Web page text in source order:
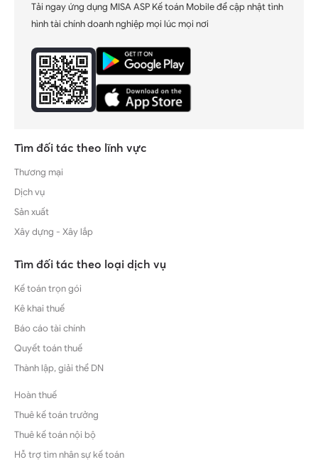
Tải ngay ứng dụng MISA ASP Kế toán Mobile để cập nhật tình
hình tài chính doanh nghiệp mọi lúc mọi nơi
Tìm đối tác theo lĩnh vực
Thương mại
Dịch vụ
Sản xuất
Xây dựng - Xây lắp
Tìm đối tác theo loại dịch vụ
Kế toán trọn gói
Kê khai thuế
Báo cáo tài chính
Quyết toán thuế
Thành lập, giải thể DN
Hoàn thuế
Thuê kế toán trưởng
Thuê kế toán nội bộ
Hỗ trợ tìm nhân sự kế toán